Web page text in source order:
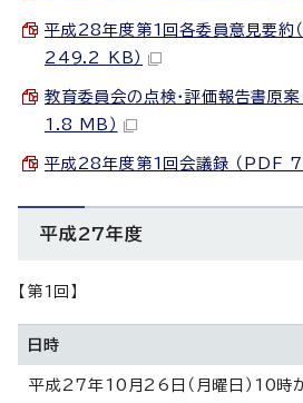
平成28年度第1回各委員意見要約（
249.2 KB）
教育委員会の点検・評価報告書原
1.8 MB）
平成28年度第1回会議録 （PDF
平成27年度
【第1回】
日時
平成27年10月26日（月曜日）10時